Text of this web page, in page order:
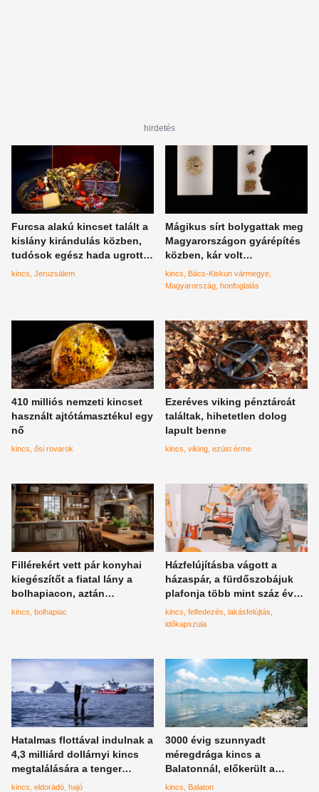
hirdetés
Furcsa alakú kincset talált a
kislány kirándulás közben,
tudósok egész hada ugrott
rá a felfedezésre
kincs Jeruzsálem
Mágikus sírt bolygattak meg
Magyarországon gyárépítés
közben, kár volt
hozzányúlni?
kincs
Bács-Kiskun vármegye
Magyarország honfoglalás
410 milliós nemzeti kincset
használt ajtótámasztékul egy
nő
kincs ősi rovarok
Ezeréves viking pénztárcát
találtak, hihetetlen dolog
lapult benne
kincs viking ezüst érme
Fillérekért vett pár konyhai
kiegészítőt a fiatal lány a
bolhapiacon, aztán
rákeresett az interneten:
kincs bolhapiac
Házfelújításba vágott a
házaspár, a fürdőszobájuk
plafonja több mint száz éves
időkapszulát rejtett, igazi
kincsekre találtak váratlanul
kincs felfedezés lakásfelújtás
időkapszula
Hatalmas flottával indulnak a
4,3 milliárd dollárnyi kincs
megtalálására a tenger
mélyére, vajon megtalálják
kincs eldorádó hajó
3000 évig szunnyadt
méregdrága kincs a
Balatonnál, előkerült a
műtárgy
kincs Balaton